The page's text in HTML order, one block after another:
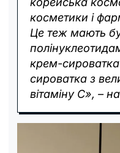
косметики і
Це теж мають
крем-сироватка
сироватка з
вітаміну С», –